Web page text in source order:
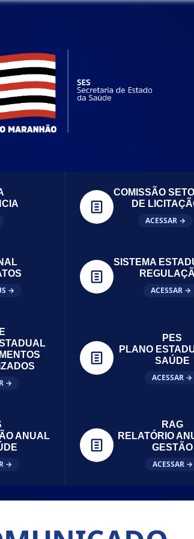
COMISSÃO
DE
ACESSAR →
→
SISTEMA
ACESSAR →
→
PES
PLANO
SAÚDE
ACESSAR →
ANUAL
→
RAG
RELATÓRIO
GESTÃO
ACESSAR →